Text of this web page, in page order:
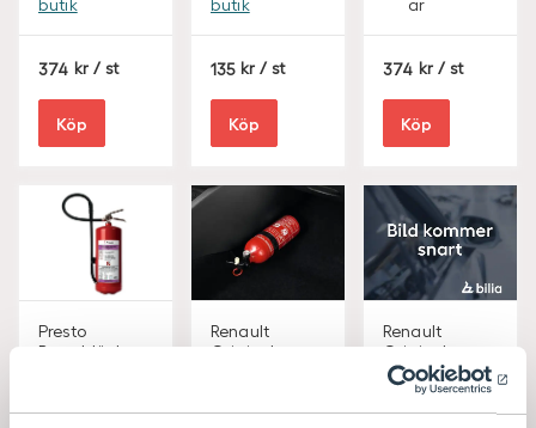
butik
374 S / st
Köp
butik
135 S / st
Köp
ar
374 S / st
Köp
Presto
Brandsläckare
Renault
Original
fäste
Renault
Original
Första hjälpen
Säkerhetskit